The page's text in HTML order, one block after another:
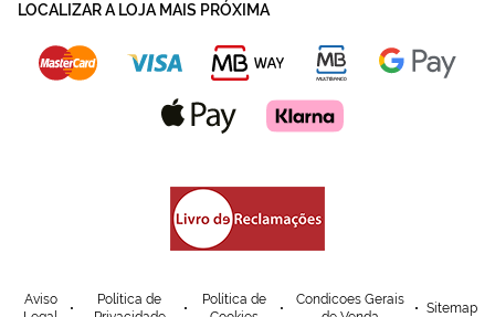
LOCALIZAR A LOJA MAIS PRÓXIMA
Aviso
Política de
Política de
Condicoes Gerais
Sitemap